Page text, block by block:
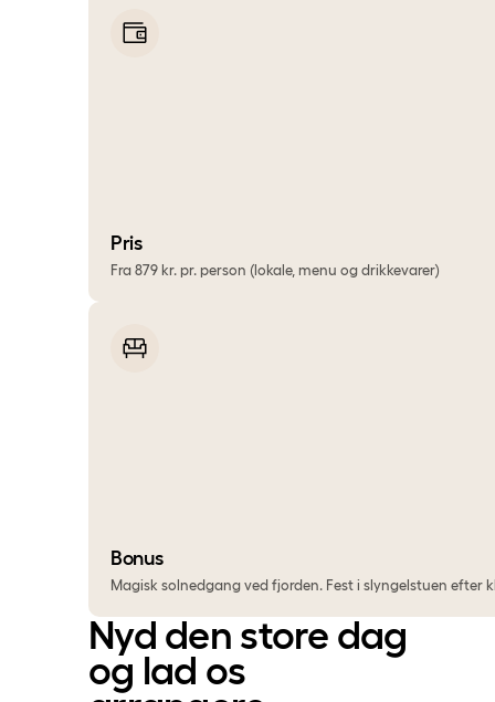
Pris
Fra 879 kr. pr. person (lokale, menu og drikkevarer)
Bonus
Magisk solnedgang ved fjorden. Fest i slyngelstuen efter
Nyd den store dag
og lad os